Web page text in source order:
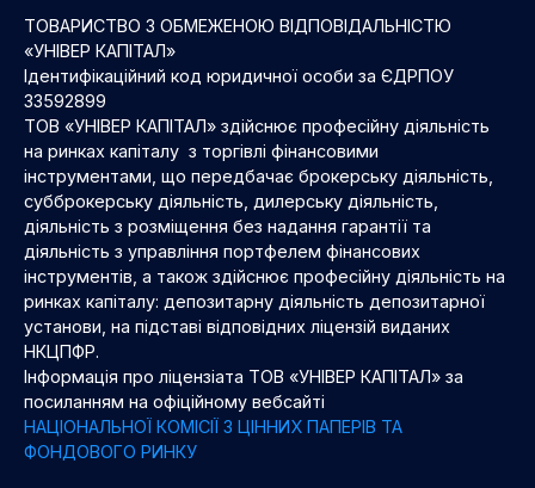
ТОВАРИСТВО З ОБМЕЖЕНОЮ ВІДПОВІДАЛЬНІСТЮ
«УНІВЕР КАПІТАЛ»
Ідентифікаційний код юридичної особи за ЄДРПОУ
33592899
ТОВ «УНІВЕР КАПІТАЛ» здійснює професійну діяльність
на ринках капіталу з торгівлі фінансовими
інструментами, що передбачає брокерську діяльність,
субброкерську діяльність, дилерську діяльність,
діяльність з розміщення без надання гарантії та
діяльність з управління портфелем фінансових
інструментів, а також здійснює професійну діяльність на
ринках капіталу: депозитарну діяльність депозитарної
установи, на підставі відповідних ліцензій виданих
НКЦПФР.
Інформація про ліцензіата ТОВ «УНІВЕР КАПІТАЛ» за
посиланням на офіційному вебсайті
НАЦІОНАЛЬНОЇ КОМІСІЇ З ЦІННИХ ПАПЕРІВ ТА
ФОНДОВОГО РИНКУ